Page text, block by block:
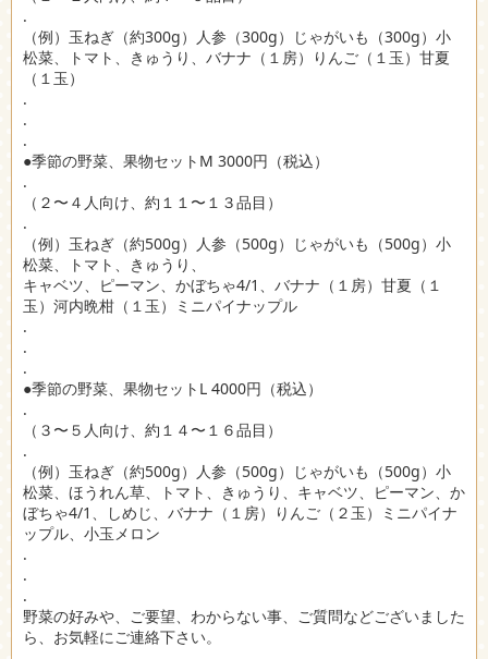
.
（例）玉ねぎ（約300g）人参（300g）じゃがいも（300g）小
松菜、トマト、きゅうり、バナナ（１房）りんご（１玉）甘夏
（１玉）
.
.
.
●季節の野菜、果物セットM 3000円（税込）
.
（２〜４人向け、約１１〜１３品目）
.
（例）玉ねぎ（約500g）人参（500g）じゃがいも（500g）小
松菜、トマト、きゅうり、
キャベツ、ピーマン、かぼちゃ4/1、バナナ（１房）甘夏（１
玉）河内晩柑（１玉）ミニパイナップル
.
.
.
●季節の野菜、果物セットL 4000円（税込）
.
（３〜５人向け、約１４〜１６品目）
.
（例）玉ねぎ（約500g）人参（500g）じゃがいも（500g）小
松菜、ほうれん草、トマト、きゅうり、キャベツ、ピーマン、か
ぼちゃ4/1、しめじ、バナナ（１房）りんご（２玉）ミニパイナ
ップル、小玉メロン
.
.
.
野菜の好みや、ご要望、わからない事、ご質問などございました
ら、お気軽にご連絡下さい。